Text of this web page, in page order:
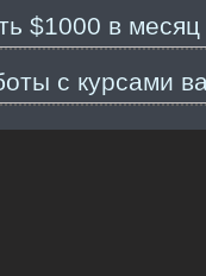
$1000 в
с курсами